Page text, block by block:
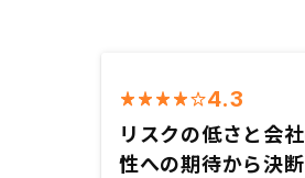
4.3
リスクの低さと会
性への期待から決断